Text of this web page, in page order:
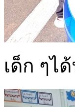
เด็ก ๆไ